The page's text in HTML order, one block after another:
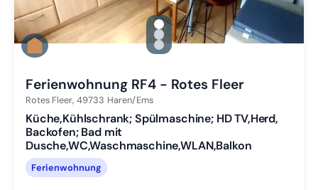
gallery.slide_selector
Zu Slide 1 wechseln
Zu Slide 2 wechseln
Zu Slide 3 wechseln
Ferienwohnung RF4 - Rotes Fleer
Rotes Fleer, 49733 Haren/Ems
Küche,Kühlschrank; Spülmaschine; HD TV,Herd,
Backofen; Bad mit
Dusche,WC,Waschmaschine,WLAN,Balkon
Ferienwohnung